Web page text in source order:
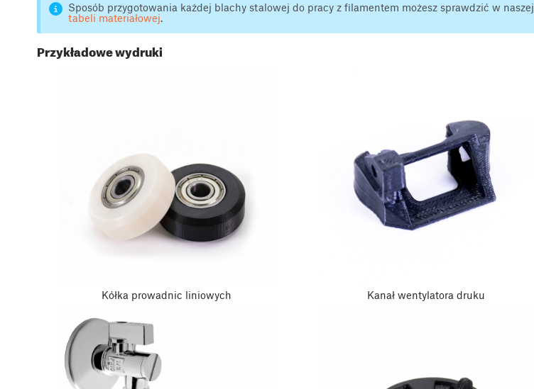
Sposób przygotowania każdej blachy stalowej do pracy z filamentem możesz sprawdzić w naszej
tabeli materiałowej.
Przykładowe wydruki
Kółka prowadnic liniowych Kanał wentylatora druku